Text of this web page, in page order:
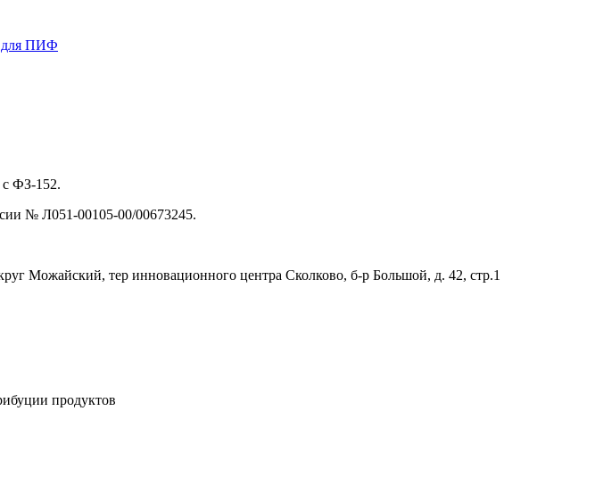
для ПИФ
ФЗ-152.
№ Л051-00105-00/00673245.
Можайский, тер инновационного центра Сколково, б-р Большой, д. 42, стр.1
продуктов